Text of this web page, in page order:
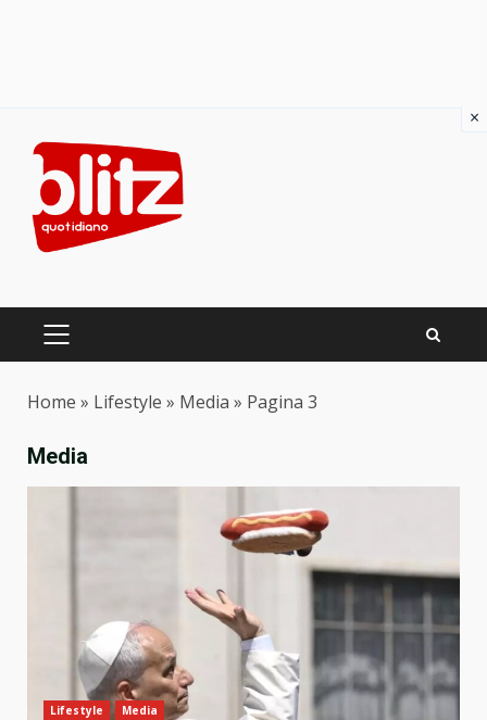
content
PRIMARY
Home » Lifestyle » Media » Pagina 3
Media
Lifestyle Media
×